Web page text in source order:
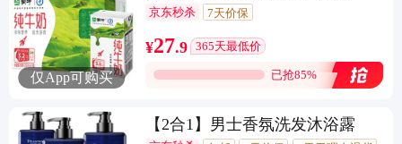
仅App可购买
京东秒杀 7天价保
¥27.9 365天最低价
已抢85%
【2合1】男士香氛洗发沐浴露